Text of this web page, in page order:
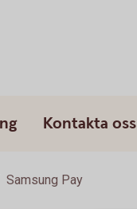
Kontakta oss
Samsung Pay